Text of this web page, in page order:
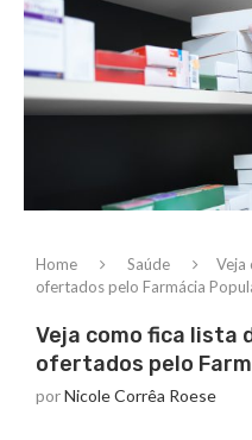
Home Saúde
Veja
ofertados pelo Farmácia
Veja como fica lista
ofertados pelo
porNicole Corrêa Roese